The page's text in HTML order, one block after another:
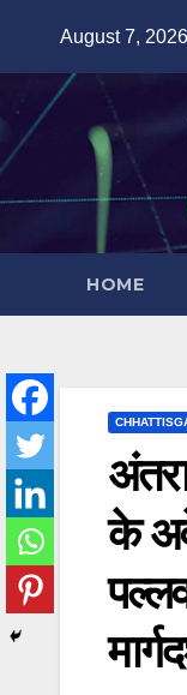
content
August 7, 2026
HOME
के